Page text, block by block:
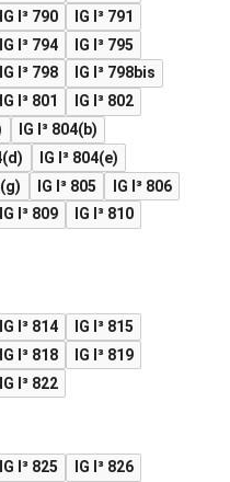
IG I³ 790
IG I³ 791
IG I³ 794
IG I³ 795
IG I³ 798
IG I³ 798bis
IG I³ 801
IG I³ 802
IG I³ 804(b)
IG I³ 804(e)
IG I³ 805
IG I³ 806
IG I³ 809
IG I³ 810
IG I³ 814
IG I³ 815
IG I³ 818
IG I³ 819
IG I³ 822
IG I³ 825
IG I³ 826